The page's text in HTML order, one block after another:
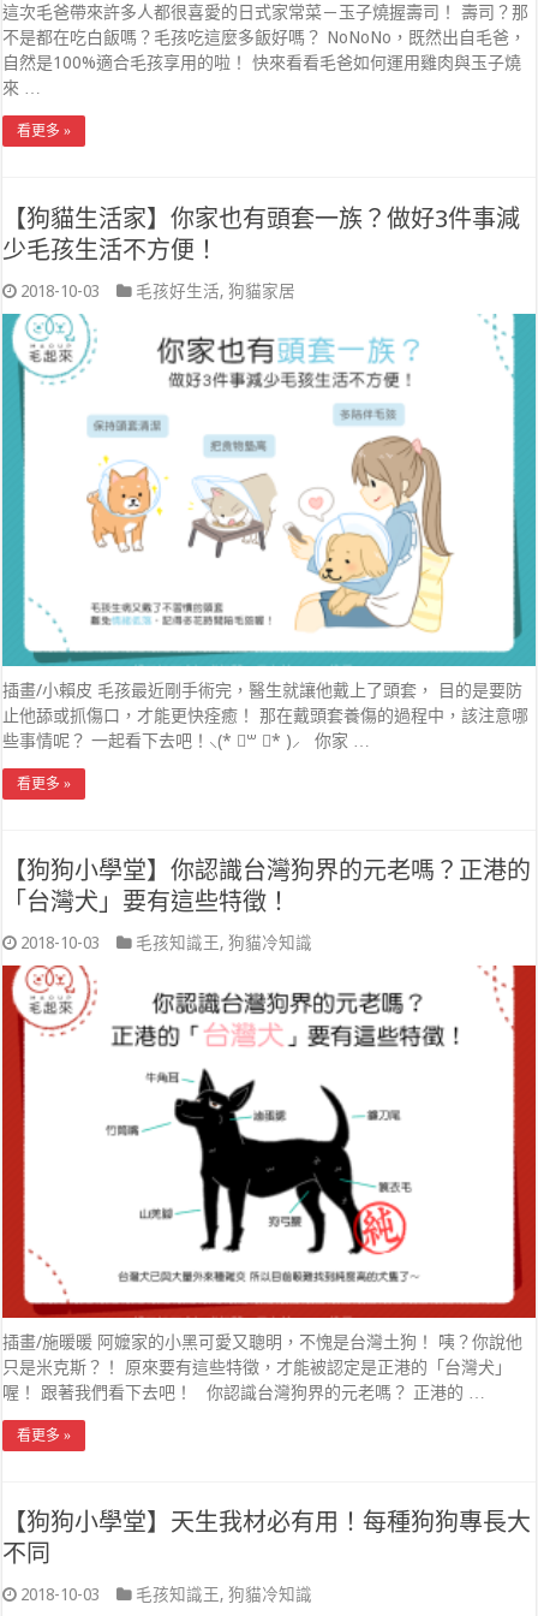
這次毛爸帶來許多人都很喜愛的日式家常菜－玉子燒握壽司！ 壽司？那
不是都在吃白飯嗎？毛孩吃這麼多飯好嗎？ NoNoNo，既然出自毛爸，
自然是100%適合毛孩享用的啦！ 快來看看毛爸如何運用雞肉與玉子燒
來 …
看更多 »
【狗貓生活家】你家也有頭套一族？做好3件事減
少毛孩生活不方便！
2018-10-03 毛孩好生活,狗貓家居
插畫/小賴皮 毛孩最近剛手術完，醫生就讓他戴上了頭套， 目的是要防
止他舔或抓傷口，才能更快痊癒！ 那在戴頭套養傷的過程中，該注意哪
些事情呢？ 一起看下去吧！⸜(* ॑꒳ ॑* )⸝ 你家 …
看更多 »
【狗狗小學堂】你認識台灣狗界的元老嗎？正港的
「台灣犬」要有這些特徵！
2018-10-03 毛孩知識王,狗貓冷知識
插畫/施暖暖 阿嬤家的小黑可愛又聰明，不愧是台灣土狗！ 咦？你說他
只是米克斯？！ 原來要有這些特徵，才能被認定是正港的「台灣犬」
喔！ 跟著我們看下去吧！ 你認識台灣狗界的元老嗎？ 正港的 …
看更多 »
【狗狗小學堂】天生我材必有用！每種狗狗專長大
不同
2018-10-03 毛孩知識王,狗貓冷知識